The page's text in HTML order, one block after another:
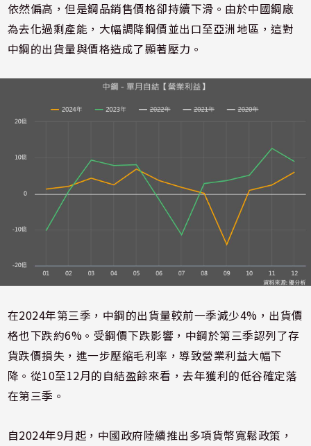
依然偏高，但是鋼品銷售價格卻持續下滑。由於中國鋼廠
為去化過剩產能，大幅調降鋼價並出口至亞洲地區，這對
中鋼的出貨量與價格造成了顯著壓力。
在2024年第三季，中鋼的出貨量較前一季減少4%，出貨價
格也下跌約6%。受鋼價下跌影響，中鋼於第三季認列了存
貨跌價損失，進一步壓縮毛利率，導致營業利益大幅下
降。從10至12月的自結盈餘來看，去年獲利的低谷確定落
在第三季。
自2024年9月起，中國政府陸續推出多項貨幣寬鬆政策，